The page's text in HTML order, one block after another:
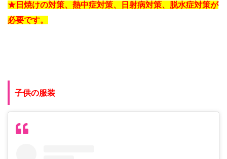
★日焼けの対策、熱中症対策、日射病対策、脱水症対策が
必要です。
子供の服装